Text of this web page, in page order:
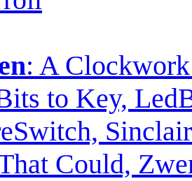
: A
to Key,
Could,